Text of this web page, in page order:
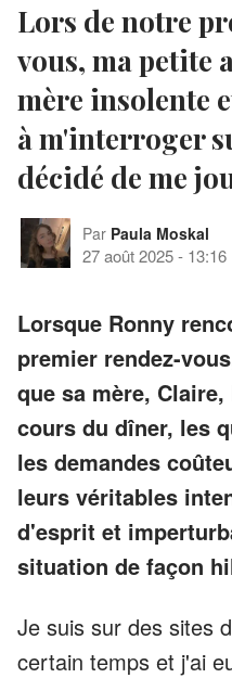
Lors de notre
vous, ma petite
mère insolente
à m'interroger
décidé de me
Par Paula Moskal
27 août 2025- 13:16
Lorsque Ronny
premier rendez-
que sa mère,
cours du dîner, les
les demandes
leurs véritables
d'esprit et
situation de façon
Je suis sur des sites
certain temps et j'ai